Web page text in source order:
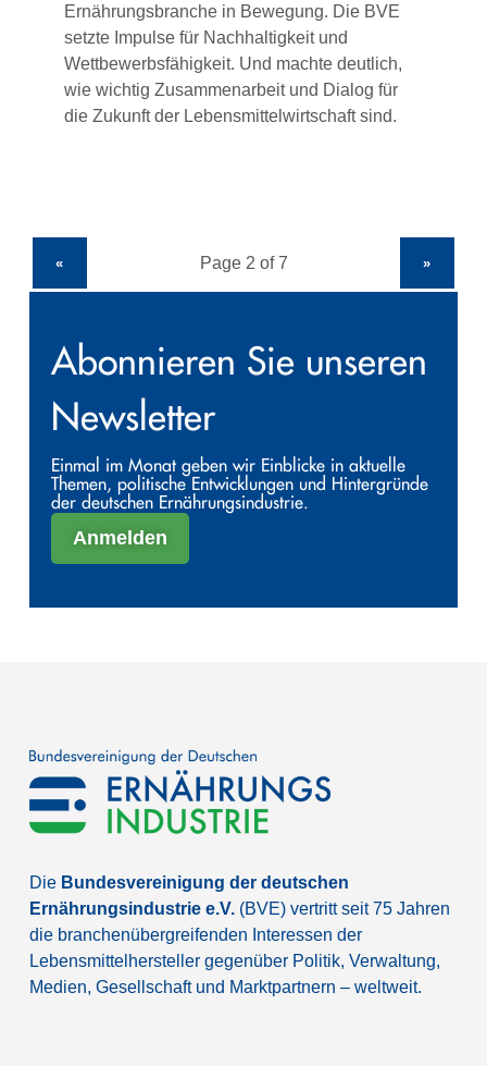
Ernährungsbranche in Bewegung. Die BVE
setzte Impulse für Nachhaltigkeit und
Wettbewerbsfähigkeit. Und machte deutlich,
wie wichtig Zusammenarbeit und Dialog für
die Zukunft der Lebensmittelwirtschaft sind.
« »
Abonnieren Sie unseren
Newsletter
Einmal im Monat geben wir Einblicke in aktuelle
Themen, politische Entwicklungen und Hintergründe
der deutschen Ernährungsindustrie.
Anmelden
Die Bundesvereinigung der deutschen
Ernährungsindustrie e.V. (BVE) vertritt seit 75 Jahren
die branchenübergreifenden Interessen der
Lebensmittelhersteller gegenüber Politik, Verwaltung,
Medien, Gesellschaft und Marktpartnern – weltweit.